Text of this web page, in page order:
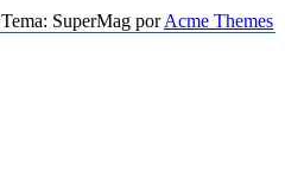
Tema: SuperMag porAcme Themes